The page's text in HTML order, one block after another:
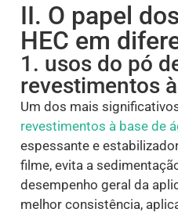
II. O papel
HEC em
1. usos do pó
revestimentos
Um dos mais
revestimentos à base de
espessante e
filme, evita a
desempenho geral da
melhor consistência,